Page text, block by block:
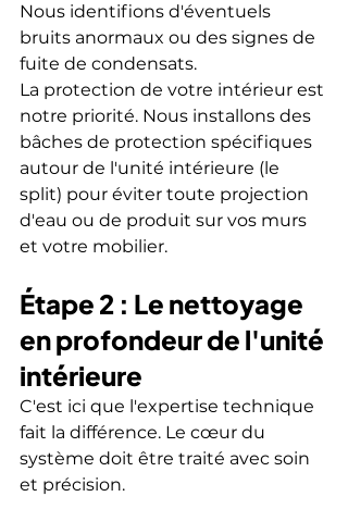
Nous identifions d'éventuels
bruits anormaux ou des signes de
fuite de condensats.
La protection de votre intérieur est
notre priorité. Nous installons des
bâches de protection spécifiques
autour de l'unité intérieure (le
split) pour éviter toute projection
d'eau ou de produit sur vos murs
et votre mobilier.
Étape 2 : Le nettoyage
en profondeur de l'unité
intérieure
C'est ici que l'expertise technique
fait la différence. Le cœur du
système doit être traité avec soin
et précision.